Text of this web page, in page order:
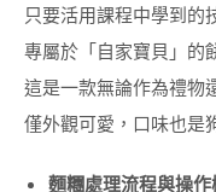
只要活用課程中學到的
專屬於「自家寶貝」的
這是一款無論作為禮物
僅外觀可愛，口味也是
麵糰處理流程與操